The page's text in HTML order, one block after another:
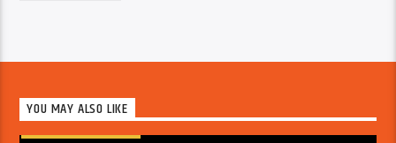
YOU MAY ALSO LIKE